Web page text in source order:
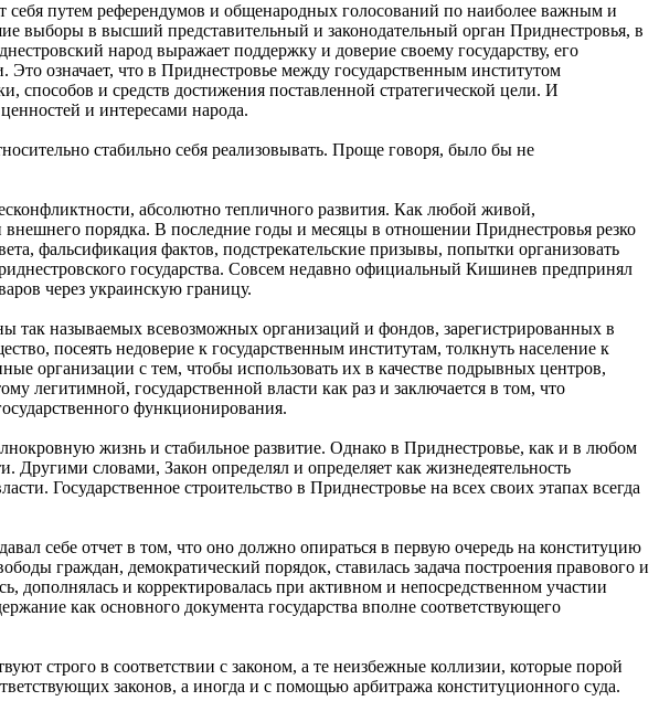
себя путем референдумов и общенародных голосований по наиболее важным и
выборы в высший представительный и законодательный орган Приднестровья, в
народ выражает поддержку и доверие своему государству, его
означает, что в Приднестровье между государственным институтом
и средств достижения поставленной стратегической цели. И
и интересами народа.
стабильно себя реализовывать. Проще говоря, было бы не
абсолютно тепличного развития. Как любой живой,
порядка. В последние годы и месяцы в отношении Приднестровья резко
фальсификация фактов, подстрекательские призывы, попытки организовать
государства. Совсем недавно официальный Кишинев предпринял
через украинскую границу.
так называемых всевозможных организаций и фондов, зарегистрированных в
посеять недоверие к государственным институтам, толкнуть население к
организации с тем, чтобы использовать их в качестве подрывных центров,
государственной власти как раз и заключается в том, что
функционирования.
жизнь и стабильное развитие. Однако в Приднестровье, как и в любом
Другими словами, Закон определял и определяет как жизнедеятельность
Государственное строительство в Приднестровье на всех своих этапах всегда
себе отчет в том, что оно должно опираться в первую очередь на конституцию
граждан, демократический порядок, ставилась задача построения правового и
дополнялась и корректировалась при активном и непосредственном участии
как основного документа государства вполне соответствующего
строго в соответствии с законом, а те неизбежные коллизии, которые порой
законов, а иногда и с помощью арбитража конституционного суда.